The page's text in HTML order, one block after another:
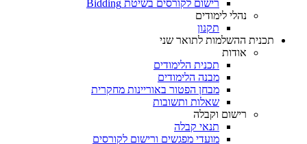
רישום לקורסים בשיטת Bidding
נהלי לימודים
תקנון
תכנית ההשלמות לתואר שני
אודות
תכנית הלימודים
מבנה הלימודים
מבחן הפטור באוריינות מחקרית
שאלות ותשובות
רישום וקבלה
תנאי קבלה
מועדי מפגשים ורישום לקורסים